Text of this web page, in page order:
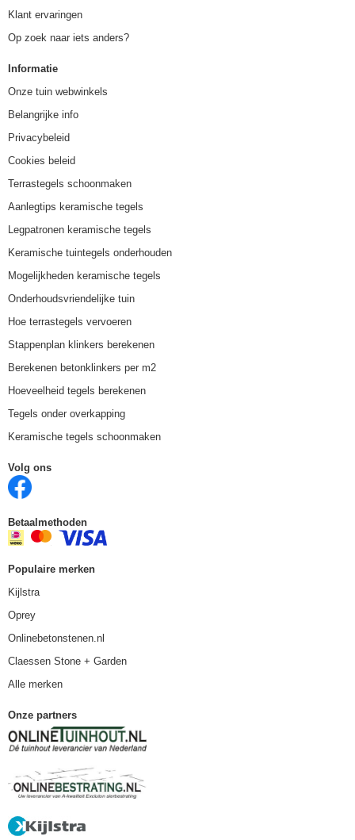
Klant ervaringen
Op zoek naar iets anders?
Informatie
Onze tuin webwinkels
Belangrijke info
Privacybeleid
Cookies beleid
Terrastegels schoonmaken
Aanlegtips keramische tegels
Legpatronen keramische tegels
Keramische tuintegels onderhouden
Mogelijkheden keramische tegels
Onderhoudsvriendelijke tuin
Hoe terrastegels vervoeren
Stappenplan klinkers berekenen
Berekenen betonklinkers per m2
Hoeveelheid tegels berekenen
Tegels onder overkapping
Keramische tegels schoonmaken
Volg ons
Betaalmethoden
Populaire merken
Kijlstra
Oprey
Onlinebetonstenen.nl
Claessen Stone + Garden
Alle merken
Onze partners